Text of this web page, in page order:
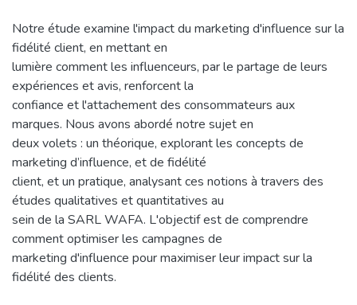
Notre étude examine l'impact du marketing d'influence sur la
fidélité client, en mettant en
lumière comment les influenceurs, par le partage de leurs
expériences et avis, renforcent la
confiance et l'attachement des consommateurs aux
marques. Nous avons abordé notre sujet en
deux volets : un théorique, explorant les concepts de
marketing d’influence, et de fidélité
client, et un pratique, analysant ces notions à travers des
études qualitatives et quantitatives au
sein de la SARL WAFA. L'objectif est de comprendre
comment optimiser les campagnes de
marketing d'influence pour maximiser leur impact sur la
fidélité des clients.